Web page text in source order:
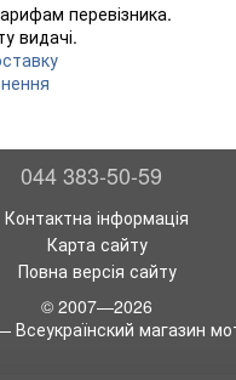
перевізника.
видачі.
044 383-50-59
Контактна інформація
Карта сайту
Повна версія сайту
© 2007—2026
магазин